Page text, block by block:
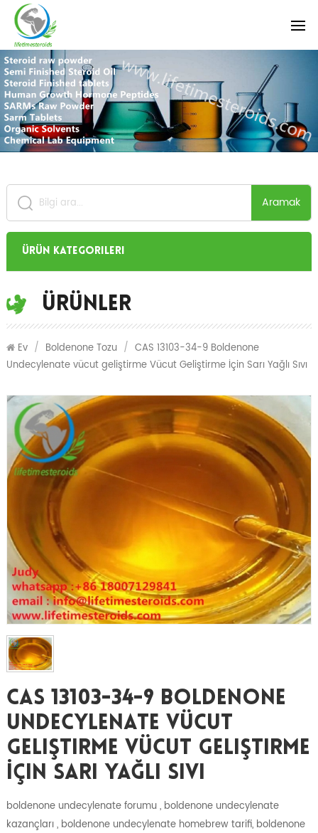
Aramak
Ürün Kategorileri
Ürünler
Ev / Boldenone Tozu / CAS 13103-34-9 Boldenone
Undecylenate vücut geliştirme Vücut Geliştirme İçin Sarı Yağlı Sıvı
CAS 13103-34-9 Boldenone
Undecylenate Vücut
Geliştirme Vücut Geliştirme
İçin Sarı Yağlı Sıvı
boldenone undecylenate forumu , boldenone undecylenate
kazançları , boldenone undecylenate homebrew tarifi, boldenone